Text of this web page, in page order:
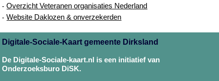
-Overzicht Veteranen organisaties Nederland
-Website Daklozen & onverzekerden
Digitale-Sociale-Kaart gemeente Dirksland
De Digitale-Sociale-kaart.nl is een initiatief van
Onderzoeksburo DiSK.